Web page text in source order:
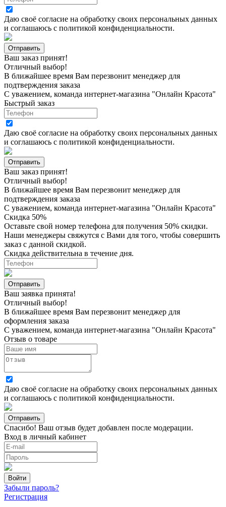
Даю своё согласие на обработку своих персональных данных
и соглашаюсь с политикой конфиденциальности.
Ваш заказ принят!
Отличный выбор!
В ближайшее время Вам перезвонит менеджер для
подтверждения заказа
С уважением, команда интернет-магазина "Онлайн Красота"
Быстрый заказ
Даю своё согласие на обработку своих персональных данных
и соглашаюсь с политикой конфиденциальности.
Ваш заказ принят!
Отличный выбор!
В ближайшее время Вам перезвонит менеджер для
подтверждения заказа
С уважением, команда интернет-магазина "Онлайн Красота"
Скидка 50%
Оставьте свой номер телефона для получения 50% скидки.
Наши менеджеры свяжутся с Вами для того, чтобы совершить
заказ с данной скидкой.
Скидка действительна в течение дня.
Ваш заявка принята!
Отличный выбор!
В ближайшее время Вам перезвонит менеджер для
оформления заказа
С уважением, команда интернет-магазина "Онлайн Красота"
Отзыв о товаре
Даю своё согласие на обработку своих персональных данных
и соглашаюсь с политикой конфиденциальности.
Спасибо! Ваш отзыв будет добавлен после модерации.
Вход в личный кабинет
Забыли пароль?
Регистрация